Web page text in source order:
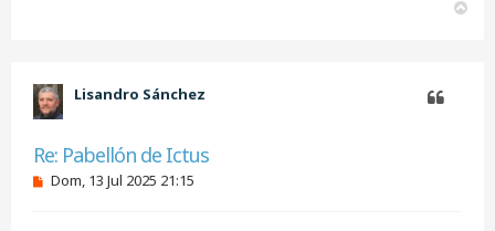
Lisandro Sánchez
Re: Pabellón de Ictus
M
Dom, 13 Jul 2025 21:15